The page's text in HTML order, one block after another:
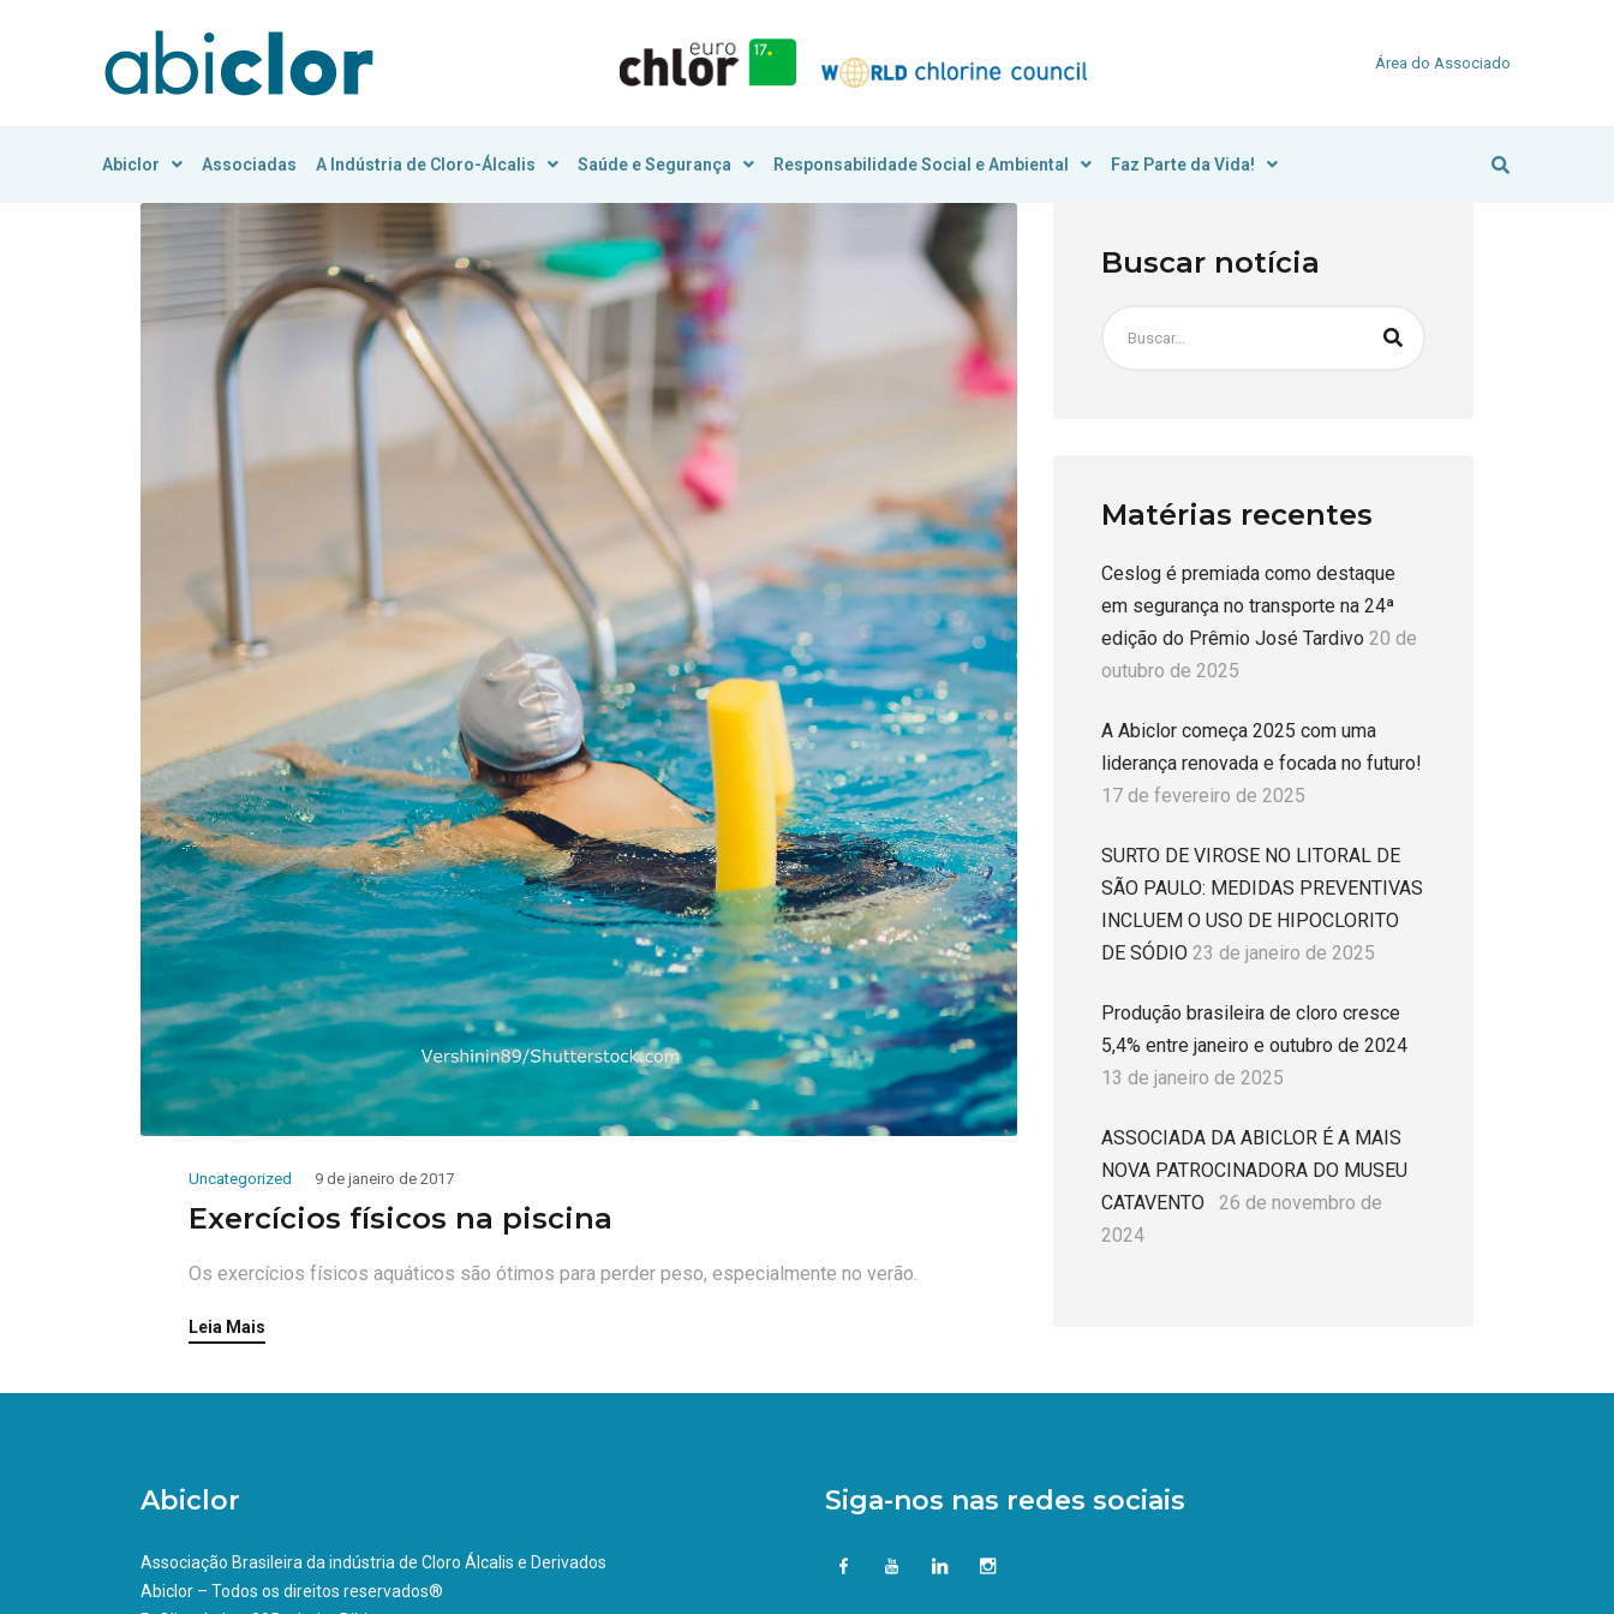
Área do Associado
Abiclor Associadas A Indústria de Cloro-Álcalis Saúde e Segurança Responsabilidade Social e Ambiental Faz Parte da Vida!
Uncategorized 9 de janeiro de 2017
Exercícios físicos na piscina
Os exercícios físicos aquáticos são ótimos para perder peso, especialmente no verão.
Leia Mais
Buscar notícia
Matérias recentes
Ceslog é premiada como destaque
em segurança no transporte na 24ª
edição do Prêmio José Tardivo 20 de
outubro de 2025
A Abiclor começa 2025 com uma
liderança renovada e focada no futuro!
17 de fevereiro de 2025
SURTO DE VIROSE NO LITORAL DE
SÃO PAULO: MEDIDAS PREVENTIVAS
INCLUEM O USO DE HIPOCLORITO
DE SÓDIO 23 de janeiro de 2025
Produção brasileira de cloro cresce
5,4% entre janeiro e outubro de 2024
13 de janeiro de 2025
ASSOCIADA DA ABICLOR É A MAIS
NOVA PATROCINADORA DO MUSEU
CATAVENTO
26 de novembro de
2024
Abiclor
Associação Brasileira da indústria de Cloro Álcalis e Derivados
Abiclor – Todos os direitos reservados®
Siga-nos nas redes sociais